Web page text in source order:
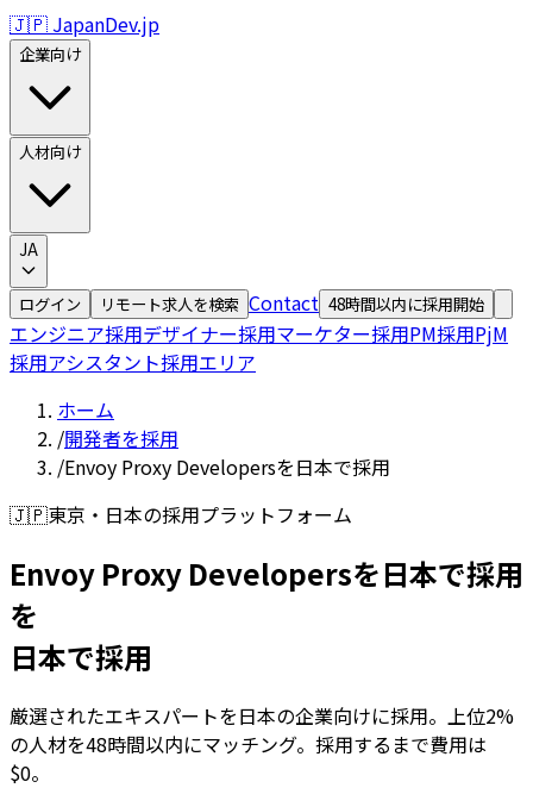
🇯🇵 JapanDev.jp
企業向け
人材向け
JA
ログイン リモート求人を検索 Contact 48時間以内に採用開始
エンジニア採用デザイナー採用マーケター採用PM採用PjM
採用アシスタント採用エリア
ホーム
/開発者を採用
/Envoy Proxy Developersを日本で採用
🇯🇵東京・日本の採用プラットフォーム
Envoy Proxy Developersを日本で採用
を
日本で採用
厳選されたエキスパートを日本の企業向けに採用。上位2%
の人材を48時間以内にマッチング。採用するまで費用は
$0。